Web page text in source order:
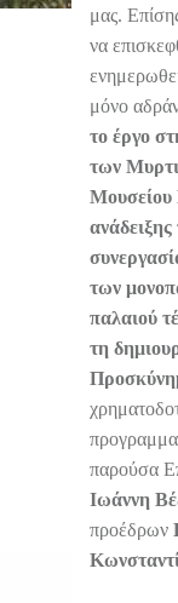
μας.
να
μόνο
το έργο
των
Μουσείου
των
παλαιού
τη
παρούσα
Ιωάννη
προέδρων